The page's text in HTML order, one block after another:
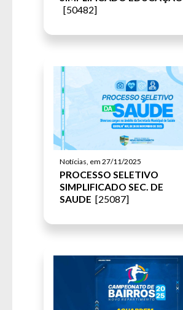
[50482]
Notícias, em 27/11/2025
PROCESSO SELETIVO
SIMPLIFICADO SEC. DE
SAUDE [25087]